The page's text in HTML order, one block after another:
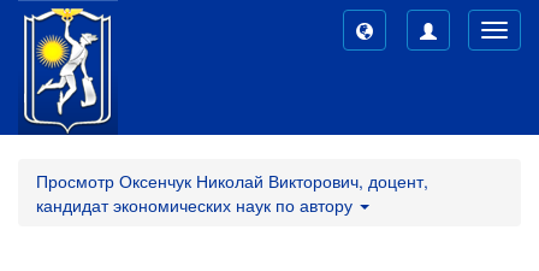
Просмотр Оксенчук Николай Викторович, доцент,
кандидат экономических наук по автору